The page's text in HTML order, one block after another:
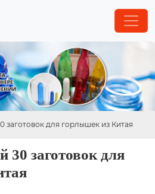
заготовок для горлышек из Китая
30 заготовок для